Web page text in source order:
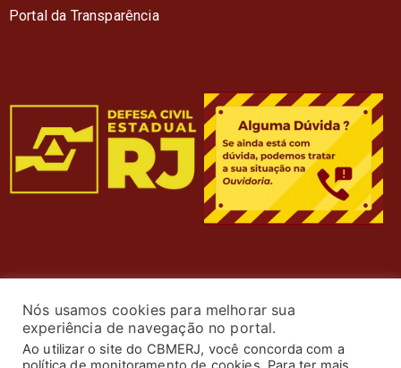
Portal da Transparência
Nós usamos cookies para melhorar sua
experiência de navegação no portal.
Ao utilizar o site do CBMERJ, você concorda com a